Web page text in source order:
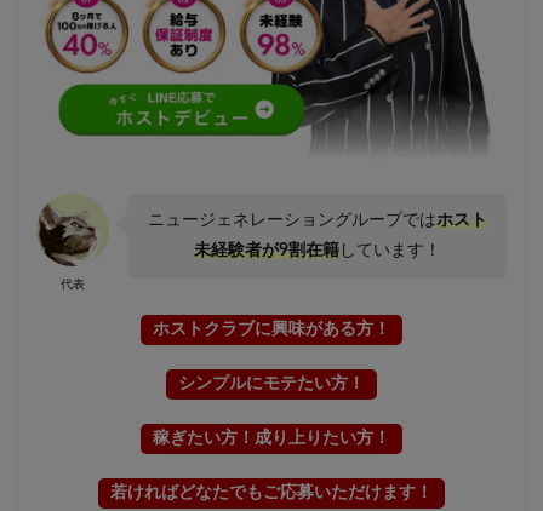
代表
ニュージェネレーショングループではホスト
未経験者が9割在籍しています！
ホストクラブに興味がある方！
シンプルにモテたい方！
稼ぎたい方！成り上りたい方！
若ければどなたでもご応募いただけます！